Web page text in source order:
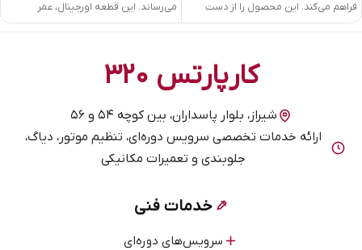
فراهم می‌کند. این محصول را از دست
ندهید و با خیالی آسوده سفر کنید!
می‌رساند. این قطعه اورجینال، عمر
طولانی و قدرت بالا را برای خودروی شما
کارپارتس ۳۲۰
شیراز، بلوار پاسداران، بین کوچه ۵۴ و ۵۶
ارائه خدمات تخصصی سرویس دوره‌ای، تنظیم موتور، دیاگ،
جلوبندی و تعمیرات مکانیکی
خدمات فنی
سرویس‌های دوره‌ای